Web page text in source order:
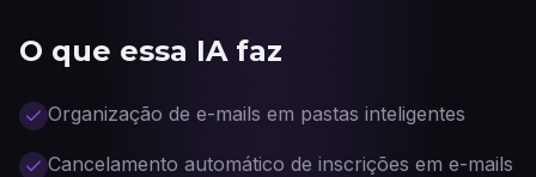
O que essa IA faz
Organização de e-mails em pastas inteligentes
Cancelamento automático de inscrições em e-mails